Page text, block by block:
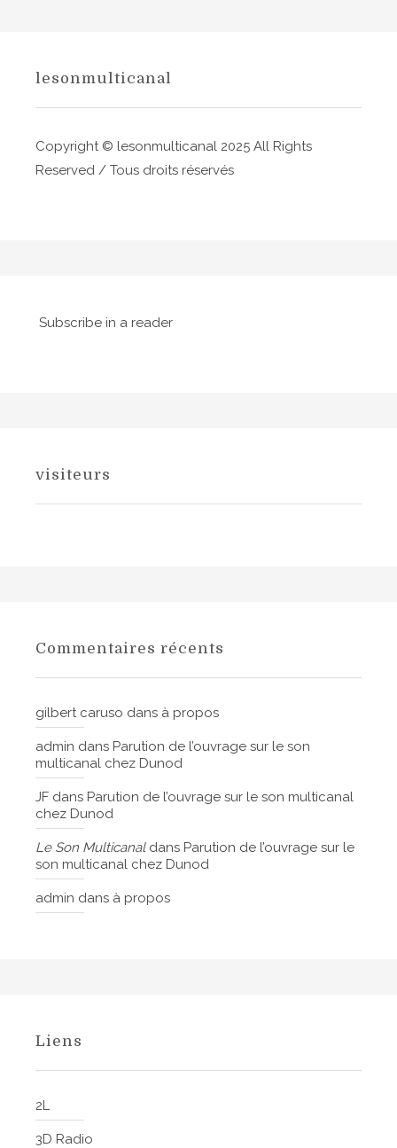
’
r
e
lesonmulticanal
Copyright © lesonmulticanal 2025 All Rights
Reserved / Tous droits réservés
Subscribe in a reader
visiteurs
Commentaires récents
gilbert caruso dans à propos
admin dans Parution de l’ouvrage sur le son
multicanal chez Dunod
JF dans Parution de l’ouvrage sur le son multicanal
chez Dunod
Le Son Multicanaldans Parution de l’ouvrage sur le
son multicanal chez Dunod
admin dans à propos
Liens
2L
3D Radio